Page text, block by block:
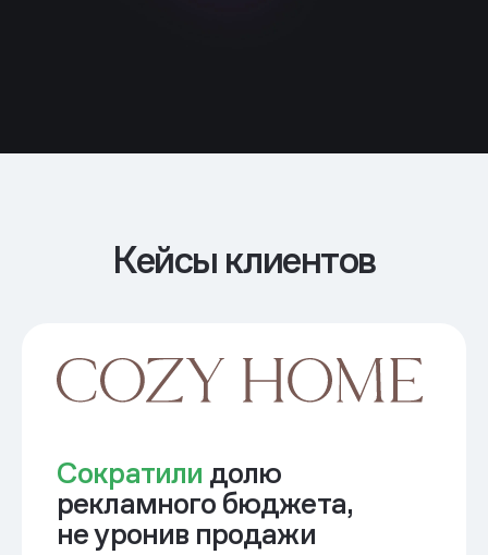
Кейсы клиентов
Сократили долю
рекламного бюджета,
не уронив продажи